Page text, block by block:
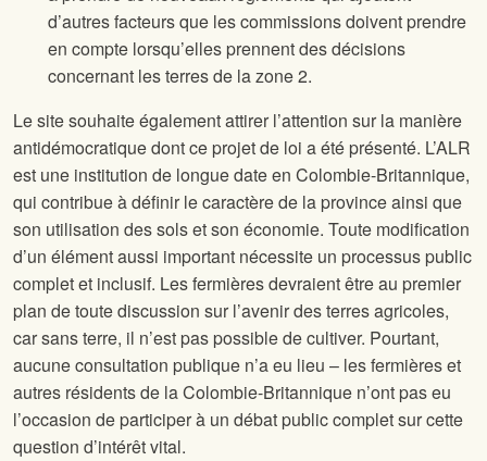
d’autres facteurs que les commissions doivent prendre
en compte lorsqu’elles prennent des décisions
concernant les terres de la zone 2.
Le sitesouhaite également attirer l’attention sur la manière
antidémocratique dont ce projet de loi a été présenté. L’ALR
est une institution de longue date en Colombie-Britannique,
qui contribue à définir le caractère de la province ainsi que
son utilisation des sols et son économie. Toute modification
d’un élément aussi important nécessite un processus public
complet et inclusif. Les fermières devraient être au premier
plan de toute discussion sur l’avenir des terres agricoles,
car sans terre, il n’est pas possible de cultiver. Pourtant,
aucune consultation publique n’a eu lieu – les fermières et
autres résidents de la Colombie-Britannique n’ont pas eu
l’occasion de participer à un débat public complet sur cette
question d’intérêt vital.